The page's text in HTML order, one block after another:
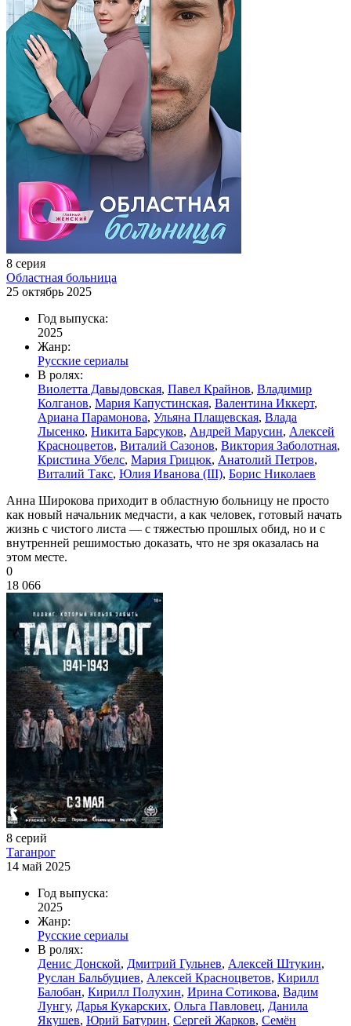
8 серия
Областная больница
25 октябрь 2025
Год выпуска:
2025
Жанр:
Русские сериалы
В ролях:
Виолетта Давыдовская, Павел Крайнов, Владимир
Колганов, Мария Капустинская, Валентина Иккерт,
Ариана Парамонова, Ульяна Плащевская, Влада
Лысенко, Никита Барсуков, Андрей Марусин, Алексей
Красноцветов, Виталий Сазонов, Виктория Заболотная,
Кристина Убелс, Мария Грицюк, Анатолий Петров,
Виталий Такс, Юлия Иванова (III), Борис Николаев
Анна Широкова приходит в областную больницу не просто
как новый начальник медчасти, а как человек, готовый начать
жизнь с чистого листа — с тяжестью прошлых обид, но и с
внутренней решимостью доказать, что не зря оказалась на
этом месте.
0
18 066
8 серий
Таганрог
14 май 2025
Год выпуска:
2025
Жанр:
Русские сериалы
В ролях:
Денис Донской, Дмитрий Гульнев, Алексей Штукин,
Руслан Бальбуциев, Алексей Красноцветов, Кирилл
Балобан, Кирилл Полухин, Ирина Сотикова, Вадим
Лунгу, Дарья Кукарских, Ольга Павловец, Данила
Якушев, Юрий Батурин, Сергей Жарков, Семён